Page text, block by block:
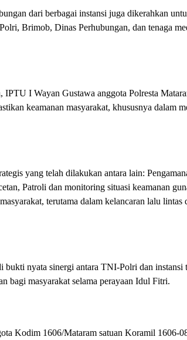
dari berbagai instansi juga dikerahkan
Brimob, Dinas Perhubungan, dan tenaga
IPTU I Wayan Gustawa anggota Polresta
keamanan masyarakat, khususnya dalam
yang telah dilakukan antara lain:
Patroli dan monitoring situasi keamanan
terutama dalam kelancaran lalu lintas
bukti nyata sinergi antara TNI-Polri dan instansi
bagi masyarakat selama perayaan Idul Fitri.
Kodim 1606/Mataram satuan Koramil 1606-